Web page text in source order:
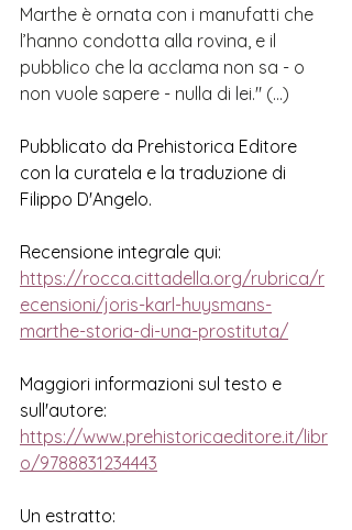
Marthe è ornata con i manufatti che
l’hanno condotta alla rovina, e il
pubblico che la acclama non sa - o
non vuole sapere - nulla di lei." (...)
Pubblicato da Prehistorica Editore
con la curatela e la traduzione di
Filippo D'Angelo.
Recensione integrale qui:
https://rocca.cittadella.org/rubrica/r
ecensioni/joris-karl-huysmans-
marthe-storia-di-una-prostituta/
Maggiori informazioni sul testo e
sull'autore:
https://www.prehistoricaeditore.it/libr
o/9788831234443
Un estratto: